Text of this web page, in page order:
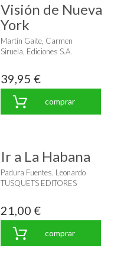
Visión de Nueva
York
Martín Gaite, Carmen
Siruela, Ediciones S.A.
39,95 €
comprar
Ir a La Habana
Padura Fuentes, Leonardo
TUSQUETS EDITORES
21,00 €
comprar